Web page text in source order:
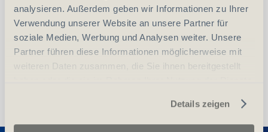
analysieren. Außerdem geben wir Informationen zu Ihrer
Verwendung unserer Website an unsere Partner für
soziale Medien, Werbung und Analysen weiter. Unsere
Partner führen diese Informationen möglicherweise mit
weiteren Daten zusammen, die Sie ihnen bereitgestellt
Details zeigen
vergleichen In den Warenkorb